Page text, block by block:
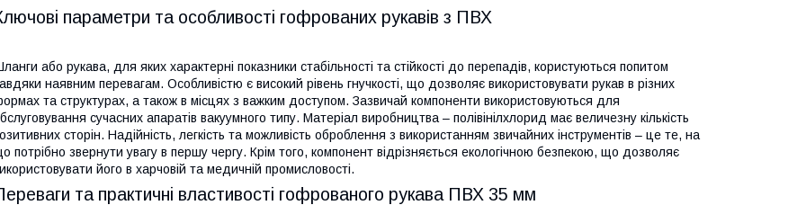
параметри та особливості гофрованих рукавів з ПВХ
або рукава, для яких характерні показники стабільності та стійкості до перепадів, користуються попитом
наявним перевагам. Особливістю є високий рівень гнучкості, що дозволяє використовувати рукав в різних
та структурах, а також в місцях з важким доступом. Зазвичай компоненти використовуються для
сучасних апаратів вакуумного типу. Матеріал виробництва – полівінілхлорид має величезну кількість
сторін. Надійність, легкість та можливість оброблення з використанням звичайних інструментів – це те, на
потрібно звернути увагу в першу чергу. Крім того, компонент відрізняється екологічною безпекою, що дозволяє
його в харчовій та медичній промисловості.
та практичні властивості гофрованого рукава ПВХ 35 мм